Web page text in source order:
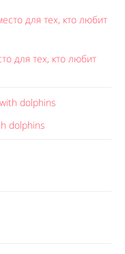
для тех, кто любит
dolphins